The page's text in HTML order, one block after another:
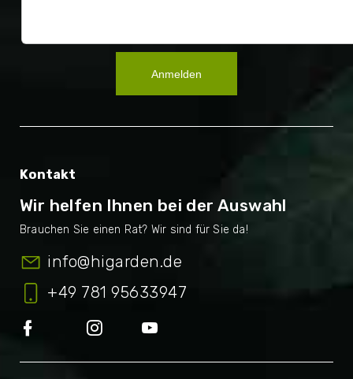
Anmelden
Kontakt
Wir helfen Ihnen bei der Auswahl
info@higarden.de
+49 781 95633947